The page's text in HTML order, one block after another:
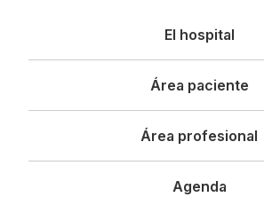
principal
El hospital
Área paciente
Área profesional
Agenda